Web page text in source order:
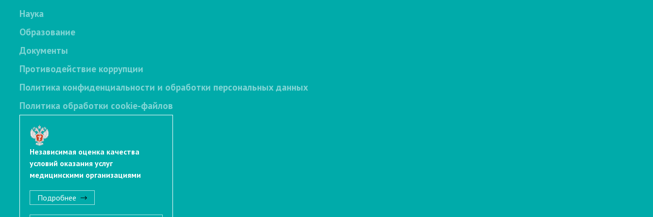
Наука
Образование
Документы
Противодействие коррупции
Политика конфиденциальности и обработки персональных данных
Политика обработки cookie-файлов
Независимая оценка качества
условий оказания услуг
медицинскими организациями
Подробнее